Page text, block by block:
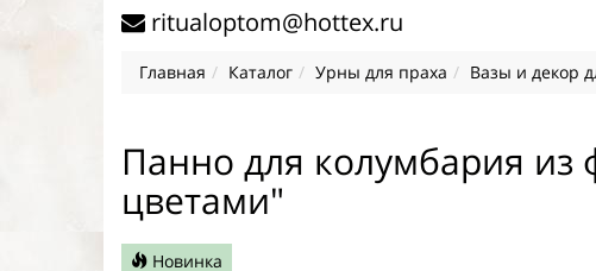
ritualoptom@hottex.ru
Главная Каталог Урны для праха Вазы и декор
Панно для колумбария из
цветами"
Новинка